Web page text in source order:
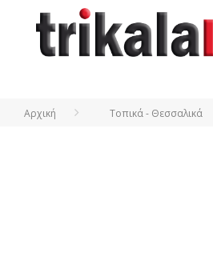
Αρχική Τοπικά - Θεσσαλικά